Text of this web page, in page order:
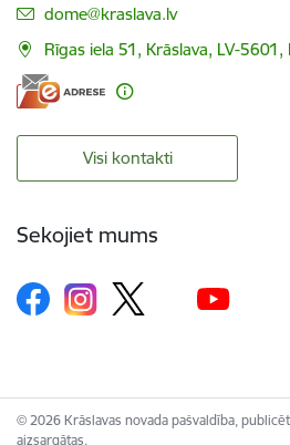
E-pasts:
dome@kraslava.lv
Rīgas iela 51, Krāslava, LV-5601,
Visi kontakti
Sekojiet mums
© 2026 Krāslavas novada pašvaldība,
aizsargātas.